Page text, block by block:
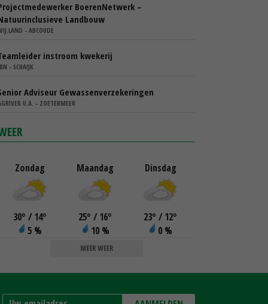
BoerenNetwerk –
Landbouw
- ABCOUDE
instroom kwekerij
- SCHAIJK
Adviseur Gewassenverzekeringen
U.A. - ZOETERMEER
Zondag
30° / 14°
5 %
Maandag
25° / 16°
10 %
Dinsdag
23° / 12°
0 %
MEER WEER